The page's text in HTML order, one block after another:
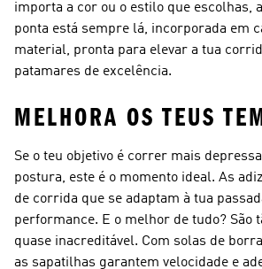
importa a cor ou o estilo que escolhas,
ponta está sempre lá, incorporada em
material, pronta para elevar a tua
patamares de excelência.
MELHORA OS TEUS
Se o teu objetivo é correr mais
postura, este é o momento ideal. As
de corrida que se adaptam à tua
performance. E o melhor de tudo? São
quase inacreditável. Com solas de
as sapatilhas garantem velocidade e